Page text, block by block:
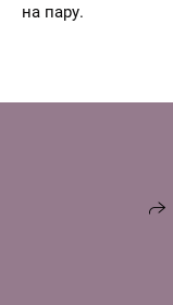
на пару.